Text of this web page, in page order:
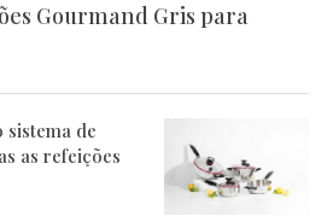
Gourmand Gris para
sistema de
as refeições